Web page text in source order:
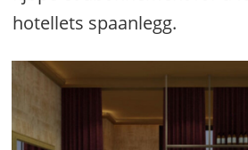
hotellets spaanlegg.